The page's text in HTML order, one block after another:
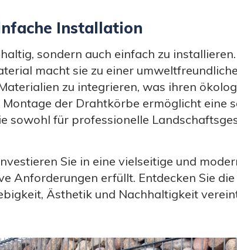
Installation
sondern auch einfach zu
macht sie zu einer
zu integrieren, was ihren
der Drahtkörbe ermöglicht eine
sowohl für professionelle
Sie in eine vielseitige und
Anforderungen erfüllt. Entdecken Sie
Ästhetik und Nachhaltigkeit